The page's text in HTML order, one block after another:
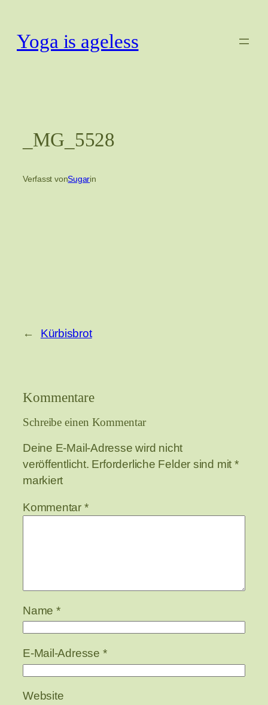
springen
Yoga is ageless
_MG_5528
Verfasst vonSugarin
← Kürbisbrot
Kommentare
Schreibe einen Kommentar
Deine E-Mail-Adresse wird nicht
veröffentlicht. Erforderliche Felder sind mit *
markiert
Kommentar *
Name *
E-Mail-Adresse *
Website